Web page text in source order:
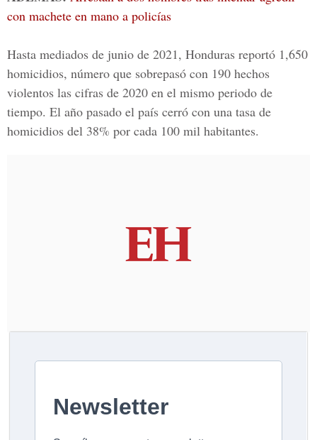
con machete en mano a policías
Hasta mediados de junio de 2021, Honduras reportó 1,650
homicidios, número que sobrepasó con 190 hechos
violentos las cifras de 2020 en el mismo periodo de
tiempo. El año pasado el país cerró con una tasa de
homicidios del 38% por cada 100 mil habitantes.